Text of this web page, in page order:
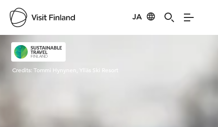
JA
Visit Finland
Credits: Tommi Hynynen, Ylläs Ski Resort